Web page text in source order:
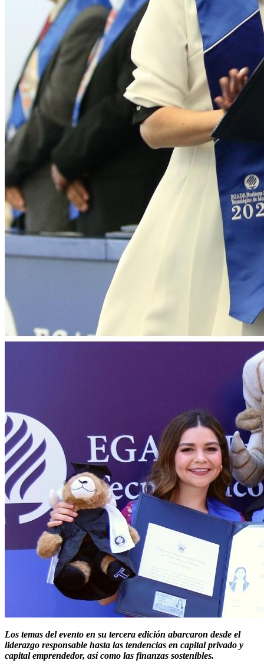
Los temas del evento en su tercera edición abarcaron desde el
liderazgo responsable hasta las tendencias en capital privado y
capital emprendedor, así como las finanzas sostenibles.